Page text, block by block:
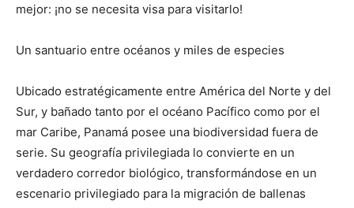
mejor: ¡no se necesita visa para visitarlo!
Un santuario entre océanos y miles de especies
Ubicado estratégicamente entre América del Norte y del
Sur, y bañado tanto por el océano Pacífico como por el
mar Caribe, Panamá posee una biodiversidad fuera de
serie. Su geografía privilegiada lo convierte en un
verdadero corredor biológico, transformándose en un
escenario privilegiado para la migración de ballenas